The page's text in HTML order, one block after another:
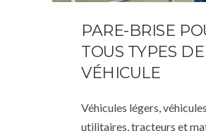
PARE-BRISE
TOUS TYPES DE
VÉHICULE
Véhicules légers, véhicules
utilitaires, tracteurs et